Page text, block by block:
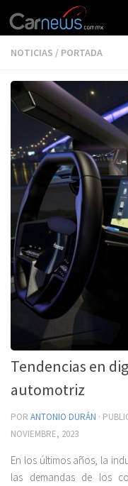
NOTICIAS / PORTADA
Tendencias en
automotriz
POR ANTONIO DURÁN ·
NOVIEMBRE, 2023
En los últimos años, la
las demandas de los